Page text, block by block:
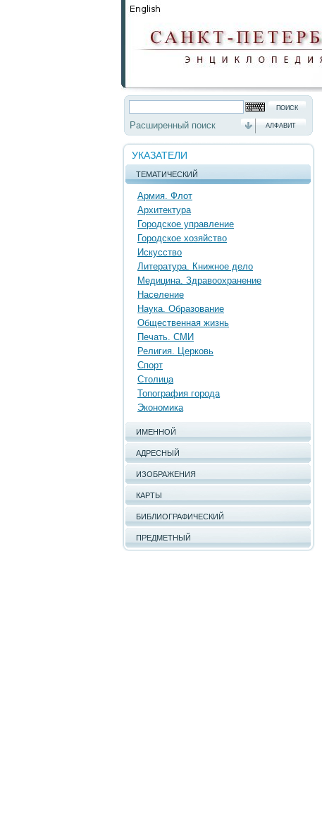
Расширенный поиск АЛФАВИТ
УКАЗАТЕЛИ
ТЕМАТИЧЕСКИЙ
Армия. Флот
Архитектура
Городское управление
Городское хозяйство
Искусство
Литература. Книжное дело
Медицина. Здравоохранение
Население
Наука. Образование
Общественная жизнь
Печать. СМИ
Религия. Церковь
Спорт
Столица
Топография города
Экономика
ИМЕННОЙ
АДРЕСНЫЙ
ИЗОБРАЖЕНИЯ
КАРТЫ
БИБЛИОГРАФИЧЕСКИЙ
ПРЕДМЕТНЫЙ